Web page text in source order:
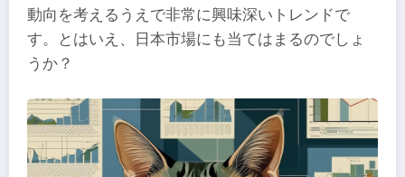
動向を考えるうえで非常に興味深いトレンドで
す。とはいえ、日本市場にも当てはまるのでしょ
うか？